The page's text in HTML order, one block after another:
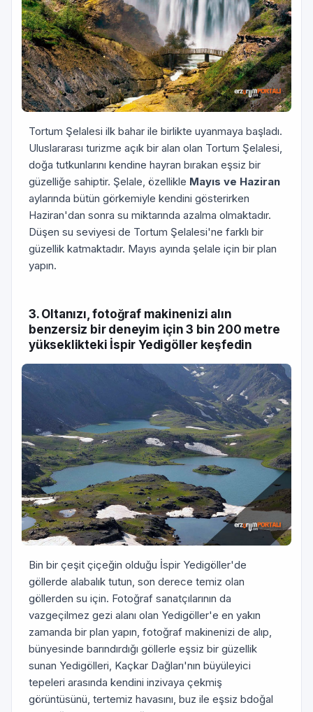
Tortum Şelalesi ilk bahar ile birlikte uyanmaya başladı.
Uluslararası turizme açık bir alan olan Tortum Şelalesi,
doğa tutkunlarını kendine hayran bırakan eşsiz bir
güzelliğe sahiptir. Şelale, özellikle Mayıs ve Haziran
aylarında bütün görkemiyle kendini gösterirken
Haziran'dan sonra su miktarında azalma olmaktadır.
Düşen su seviyesi de Tortum Şelalesi'ne farklı bir
güzellik katmaktadır. Mayıs ayında şelale için bir plan
yapın.
3. Oltanızı, fotoğraf makinenizi alın
benzersiz bir deneyim için 3 bin 200 metre
yükseklikteki İspir Yedigöller keşfedin
Bin bir çeşit çiçeğin olduğu İspir Yedigöller'de
göllerde alabalık tutun, son derece temiz olan
göllerden su için. Fotoğraf sanatçılarının da
vazgeçilmez gezi alanı olan Yedigöller'e en yakın
zamanda bir plan yapın, fotoğraf makinenizi de alıp,
bünyesinde barındırdığı göllerle eşsiz bir güzellik
sunan Yedigölleri, Kaçkar Dağları'nın büyüleyici
tepeleri arasında kendini inzivaya çekmiş
görüntüsünü, tertemiz havasını, buz ile eşsiz bdoğal